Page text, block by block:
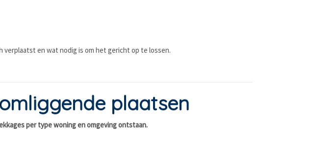
en wat nodig is om het gericht op te lossen.
plaatsen
per type woning en omgeving ontstaan.